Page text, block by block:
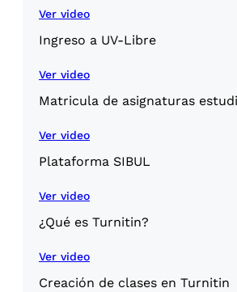
Ver video
Ingreso a UV-Libre
Ver video
Matricula de asignaturas
Ver video
Plataforma SIBUL
Ver video
¿Qué es Turnitin?
Ver video
Creación de clases en Turnitin